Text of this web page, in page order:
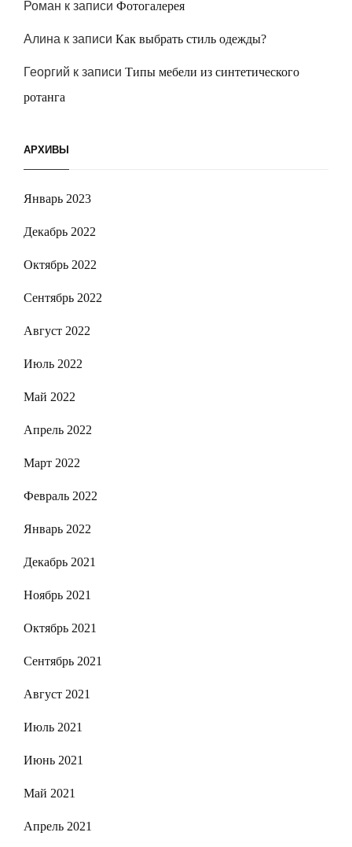
Роман к записи Фотогалерея
Алина к записи Как выбрать стиль одежды?
Георгий к записи Типы мебели из синтетического
ротанга
АРХИВЫ
Январь 2023
Декабрь 2022
Октябрь 2022
Сентябрь 2022
Август 2022
Июль 2022
Май 2022
Апрель 2022
Март 2022
Февраль 2022
Январь 2022
Декабрь 2021
Ноябрь 2021
Октябрь 2021
Сентябрь 2021
Август 2021
Июль 2021
Июнь 2021
Май 2021
Апрель 2021